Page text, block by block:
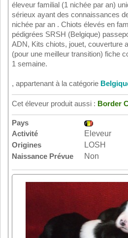
éleveur familial (1 nichée par an)
sérieux ayant des connaissances
nichée par an . Chiots élevés en
pédigrées SRSH (Belgique)
ADN, Kits chiots, jouet, couverture
(pour une meilleur transition) fiche
1 semaine.
, appartenant à la catégorie
Cet éleveur produit aussi : Border
Pays
Activité
Eleveur
Origines
LOSH
Naissance Prévue
Non